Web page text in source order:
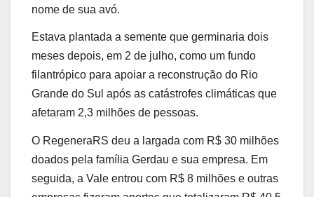
nome de sua avó.
Estava plantada a semente que germinaria dois
meses depois, em 2 de julho, como um fundo
filantrópico para apoiar a reconstrução do Rio
Grande do Sul após as catástrofes climáticas que
afetaram 2,3 milhões de pessoas.
O RegeneraRS deu a largada com R$ 30 milhões
doados pela família Gerdau e sua empresa. Em
seguida, a Vale entrou com R$ 8 milhões e outras